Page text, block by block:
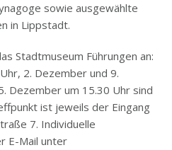
sowie ausgewählte
in Lippstadt.
Stadtmuseum Führungen an:
2. Dezember und 9.
Dezember um 15.30 Uhr sind
ist jeweils der Eingang
7. Individuelle
E-Mail unter